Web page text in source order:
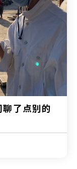
了点别的